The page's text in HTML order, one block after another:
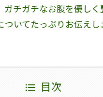
ガチガチなお腹を優し
ついてたっぷりお伝えし
目次